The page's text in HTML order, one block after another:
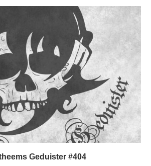
Geduister #404